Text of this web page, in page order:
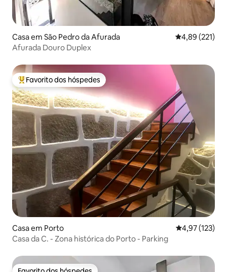
Casa em São Pedro da Afurada Classificação
4,89 (221)
Afurada Douro Duplex
Favoritos dos hóspedes mais apreciados
Favorito dos hóspedes
Casa em Porto Classificação
4,97 (123)
Casa da C. - Zona histórica do Porto - Parking